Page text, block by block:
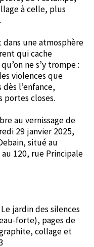
à celle, plus
une atmosphère
qui cache
ne s’y trompe :
violences que
l’enfance,
portes closes.
au vernissage de
29 janvier 2025,
situé au
120, rue Principale
jardin des silences
forte), pages de
collage et